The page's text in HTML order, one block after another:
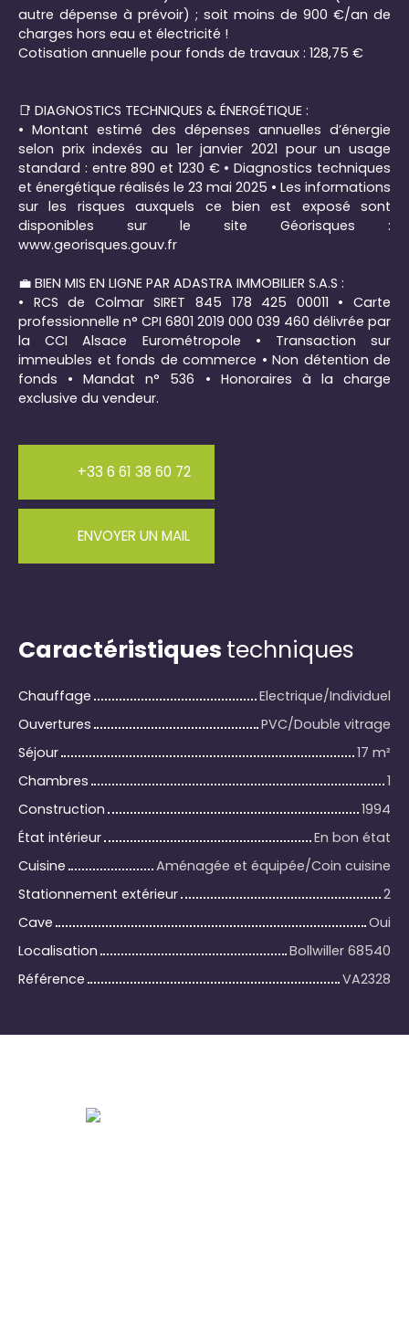
autre dépense à prévoir) ; soit moins de 900 €/an de
charges hors eau et électricité !
Cotisation annuelle pour fonds de travaux : 128,75 €
📑 DIAGNOSTICS TECHNIQUES & ÉNERGÉTIQUE :
• Montant estimé des dépenses annuelles d’énergie
selon prix indexés au 1er janvier 2021 pour un usage
standard : entre 890 et 1230 € • Diagnostics techniques
et énergétique réalisés le 23 mai 2025 • Les informations
sur les risques auxquels ce bien est exposé sont
disponibles sur le site Géorisques :
www.georisques.gouv.fr
‍💼 BIEN MIS EN LIGNE PAR ADASTRA IMMOBILIER S.A.S :
• RCS de Colmar SIRET 845 178 425 00011 • Carte
professionnelle n° CPI 6801 2019 000 039 460 délivrée par
la CCI Alsace Eurométropole • Transaction sur
immeubles et fonds de commerce • Non détention de
fonds • Mandat n° 536 • Honoraires à la charge
exclusive du vendeur.
+33 6 61 38 60 72
ENVOYER UN MAIL
Caractéristiques techniques
Chauffage
Electrique/Individuel
Ouvertures
PVC/Double vitrage
Séjour
17 m²
Chambres
1
Construction
1994
État intérieur
En bon état
Cuisine
Aménagée et équipée/Coin cuisine
Stationnement extérieur
2
Cave
Oui
Localisation
Bollwiller 68540
Référence
VA2328